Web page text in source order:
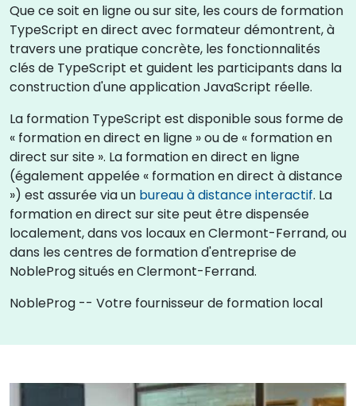
Que ce soit en ligne ou sur site, les cours de formation
TypeScript en direct avec formateur démontrent, à
travers une pratique concrète, les fonctionnalités
clés de TypeScript et guident les participants dans la
construction d'une application JavaScript réelle.
La formation TypeScript est disponible sous forme de
« formation en direct en ligne » ou de « formation en
direct sur site ». La formation en direct en ligne
(également appelée « formation en direct à distance
») est assurée via un bureau à distance interactif. La
formation en direct sur site peut être dispensée
localement, dans vos locaux en Clermont-Ferrand, ou
dans les centres de formation d'entreprise de
NobleProg situés en Clermont-Ferrand.
NobleProg -- Votre fournisseur de formation local